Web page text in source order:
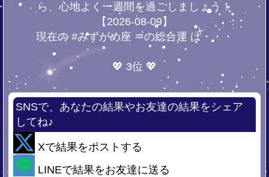
ら、心地よく一週間を過ごしましょう！
【2026-08-09】
現在の #みずがめ座 ♒の総合運 は・・・
💖 3位 💖
SNSで、あなたの結果やお友達の結果をシェア
してね♪
Xで結果をポストする
LINEで結果をお友達に送る